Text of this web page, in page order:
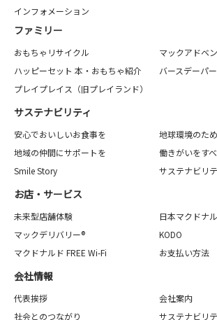
インフォメーション
ファミリー
おもちゃリサイクル
マックアドベ
ハッピーセット 本・おもちゃ紹介
バースデーパ
プレイプレイス（旧プレイランド）
サステナビリティ
安心でおいしいお食事を
地球環境のた
地域の仲間にサポートを
働きがいをす
Smile Story
サステナビリ
お店・サービス
未来型店舗体験
日本マクドナ
マックデリバリー®
KODO
マクドナルド FREE Wi-Fi
お支払い方法
会社情報
代表挨拶
会社案内
社会とのつながり
サステナビリ